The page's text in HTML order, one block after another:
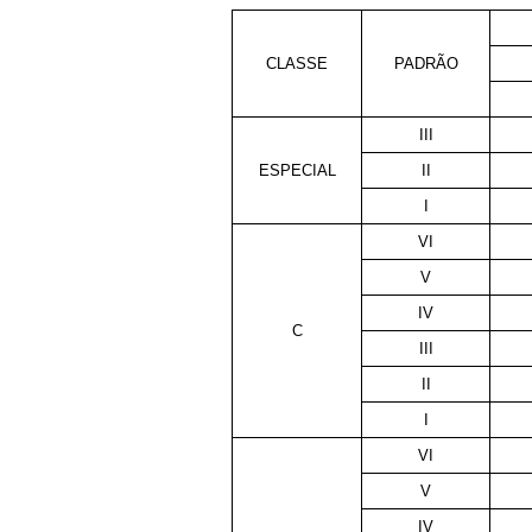
CLASSE PADRÃO
ESPECIAL
III
II
I
C
VI
V
IV
III
II
I
VI
V
IV